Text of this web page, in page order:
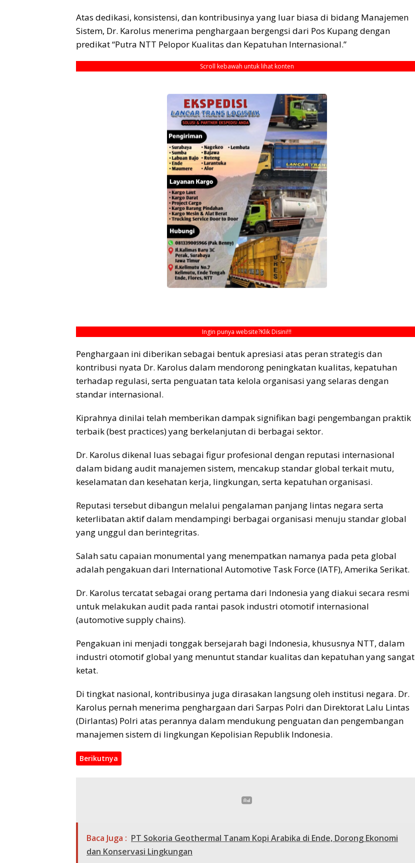
Atas dedikasi, konsistensi, dan kontribusinya yang luar biasa di bidang Manajemen
Sistem, Dr. Karolus menerima penghargaan bergengsi dari Pos Kupang dengan
predikat “Putra NTT Pelopor Kualitas dan Kepatuhan Internasional.”
Scroll kebawah untuk lihat konten
Ingin punya website?Klik Disini!!!
Penghargaan ini diberikan sebagai bentuk apresiasi atas peran strategis dan
kontribusi nyata Dr. Karolus dalam mendorong peningkatan kualitas, kepatuhan
terhadap regulasi, serta penguatan tata kelola organisasi yang selaras dengan
standar internasional.
Kiprahnya dinilai telah memberikan dampak signifikan bagi pengembangan praktik
terbaik (best practices) yang berkelanjutan di berbagai sektor.
Dr. Karolus dikenal luas sebagai figur profesional dengan reputasi internasional
dalam bidang audit manajemen sistem, mencakup standar global terkait mutu,
keselamatan dan kesehatan kerja, lingkungan, serta kepatuhan organisasi.
Reputasi tersebut dibangun melalui pengalaman panjang lintas negara serta
keterlibatan aktif dalam mendampingi berbagai organisasi menuju standar global
yang unggul dan berintegritas.
Salah satu capaian monumental yang menempatkan namanya pada peta global
adalah pengakuan dari International Automotive Task Force (IATF), Amerika Serikat.
Dr. Karolus tercatat sebagai orang pertama dari Indonesia yang diakui secara resmi
untuk melakukan audit pada rantai pasok industri otomotif internasional
(automotive supply chains).
Pengakuan ini menjadi tonggak bersejarah bagi Indonesia, khususnya NTT, dalam
industri otomotif global yang menuntut standar kualitas dan kepatuhan yang sangat
ketat.
Di tingkat nasional, kontribusinya juga dirasakan langsung oleh institusi negara. Dr.
Karolus pernah menerima penghargaan dari Sarpas Polri dan Direktorat Lalu Lintas
(Dirlantas) Polri atas perannya dalam mendukung penguatan dan pengembangan
manajemen sistem di lingkungan Kepolisian Republik Indonesia.
Berikutnya
Baca Juga : PT Sokoria Geothermal Tanam Kopi Arabika di Ende, Dorong Ekonomi
dan Konservasi Lingkungan